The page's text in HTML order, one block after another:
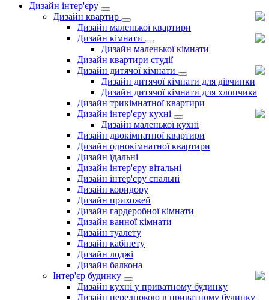
Дизайн інтер'єру
Дизайн квартир
Дизайн маленької квартири
Дизайн кімнати
Дизайн маленької кімнати
Дизайн квартири студії
Дизайн дитячої кімнати
Дизайн дитячої кімнати для дівчинки
Дизайн дитячої кімнати для хлопчика
Дизайн трикімнатної квартири
Дизайн інтер'єру кухні
Дизайн маленької кухні
Дизайн двокімнатної квартири
Дизайн однокімнатної квартири
Дизайн їдальні
Дизайн інтер'єру вітальні
Дизайн інтер'єру спальні
Дизайн коридору
Дизайн прихожей
Дизайн гардеробної кімнати
Дизайн ванної кімнати
Дизайн туалету
Дизайн кабінету
Дизайн лоджі
Дизайн балкона
Інтер'єр будинку
Дизайн кухні у приватному будинку
Дизайн передпокою в приватному будинку